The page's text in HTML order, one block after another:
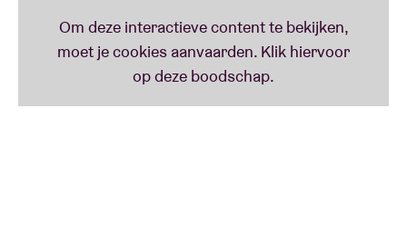
verfrissend en meeslepend geluid. Haar live
optredens zijn legendarisch en staan bekend om hun
energieke uitvoeringen en ongeëvenaarde